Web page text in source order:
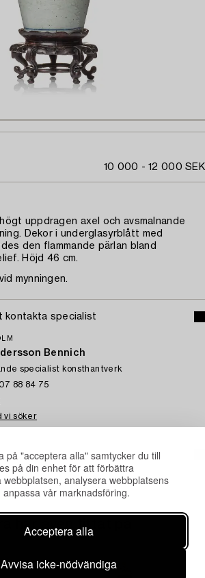
på "acceptera alla" samtycker du till
på din enhet för att förbättra
webbplatsen, analysera webbplatsens
vår marknadsföring.
Acceptera alla
Avvisa icke-nödvändiga
10 000 - 12 000 SEK
uppdragen axel och avsmalnande
Dekor i underglasyrblått med
den flammande pärlan bland
Höjd 46 cm.
mynningen.
kontakta specialist
Bennich
specialist konsthantverk
88 84 75
vi söker
har även tittat på